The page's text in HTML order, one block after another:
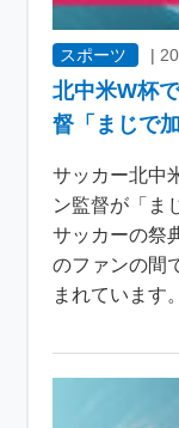
スポーツ |
北中米W杯
督「まじで
サッカー北中
ン監督が「ま
サッカーの祭
のファンの間
まれています